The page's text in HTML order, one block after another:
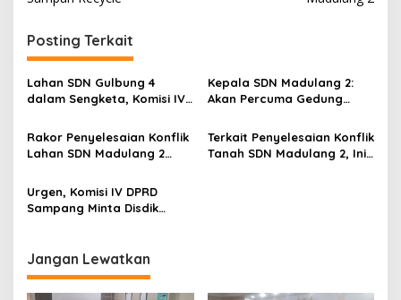
Posting Terkait
Lahan SDN Gulbung 4
dalam Sengketa, Komisi IV
Diselesaikan dengan Cara
Ini
Kepala SDN Madulang 2:
Akan Percuma Gedung
Rakor Penyelesaian Konflik
Lahan SDN Madulang 2
Pihak yang Tak Hadir
Terkait Penyelesaian Konflik
Tanah SDN Madulang 2, Ini
Urgen, Komisi IV DPRD
Sampang Minta Disdik
Madulang 2
Jangan Lewatkan